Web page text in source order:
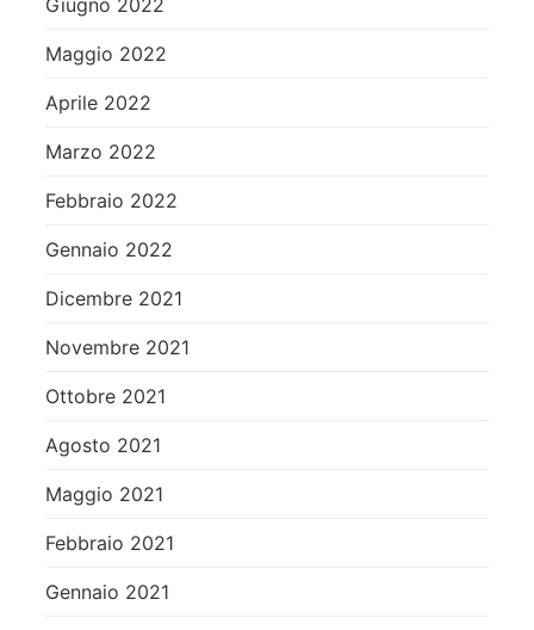
Maggio 2022
Aprile 2022
Marzo 2022
Febbraio 2022
Gennaio 2022
Dicembre 2021
Novembre 2021
Ottobre 2021
Agosto 2021
Maggio 2021
Febbraio 2021
Gennaio 2021